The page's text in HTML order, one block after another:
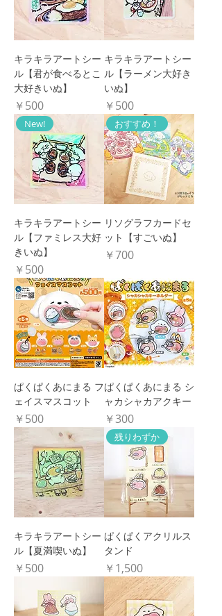
キラキラアートシー
ル【君が食べるとこ
大好きいぬ】
価格
￥500
キラキラアートシー
ル【ラーメン大好き
いぬ】
価格
￥500
New!
キラキラアートシー
ル【ファミレス大好
きいぬ】
価格
￥500
おすすめ！
リソグラフカードセ
ット【すごいぬ】
価格
￥700
ぱくぱくあにまる フ
ェイスマスコット
価格
￥500
ぱくぱくあにまる シ
ャカシャカアクキー
価格
￥300
キラキラアートシー
ル【夏満喫いぬ】
価格
￥500
残りわずか
ぱくぱくアクリルス
タンド
価格
￥1,500